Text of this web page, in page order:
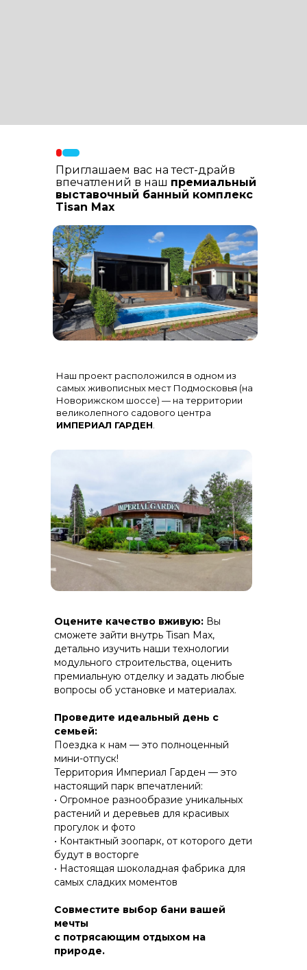
Приглашаем вас на тест-драйв
впечатлений в наш премиальный
выставочный банный комплекс
Tisan Max
Оцените качество вживую: Вы
сможете зайти внутрь Tisan Max,
детально изучить наши технологии
модульного строительства, оценить
премиальную отделку и задать любые
вопросы об установке и материалах.
Проведите идеальный день с
семьей:
Поездка к нам — это полноценный
мини-отпуск!
Территория Империал Гарден — это
настоящий парк впечатлений:
• Огромное разнообразие уникальных
растений и деревьев для красивых
прогулок и фото
• Контактный зоопарк, от которого дети
будут в восторгe
• Настоящая шоколадная фабрика для
самых сладких моментов
Совместите выбор бани вашей
мечты
с потрясающим отдыхом на
природе.
Наш проект расположился в одном из
самых живописных мест Подмосковья (на
Новорижском шоссе) — на территории
великолепного садового центра
ИМПЕРИАЛ ГАРДЕН
(дерево-полимерный композит) на
скрытом крепеже.
алюминиевыми импостами
черного цвета для жесткости и
стиля
Материалы фасада: В составе
лиственницы, шлифованный
керамогранит
ПРАКТИЧНОСТЬ И ЗАЩИТА ОТ НЕПОГОДЫ
КОНСТРУКТИВ И
ЭНЕРГОЭФФЕКТИВНОСТЬ